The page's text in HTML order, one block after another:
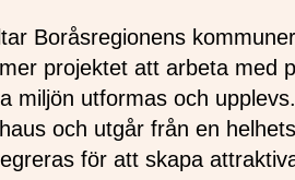
Boråsregionens
projektet att arbeta med
miljön utformas och
och utgår från en
för att skapa